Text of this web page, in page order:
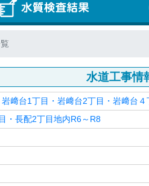
水道工事情
﨑台1丁目・岩﨑台2丁目・岩﨑台
・長配2丁目地内R6～R8